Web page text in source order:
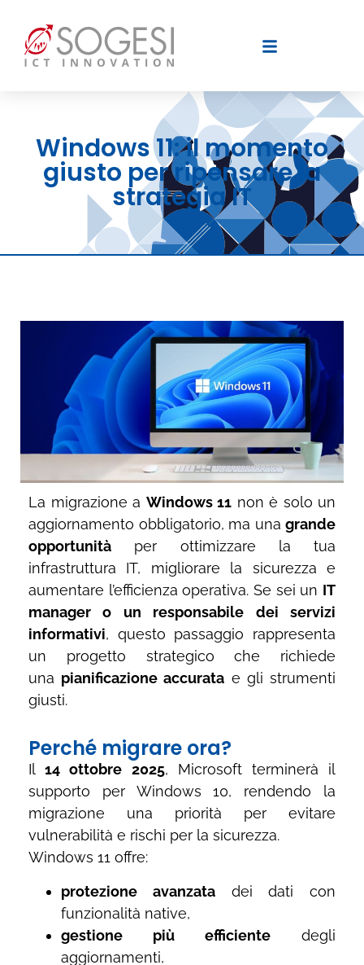
Windows 11: il momento
giusto per ripensare la
strategia IT
La migrazione a Windows 11 non è solo un
aggiornamento obbligatorio, ma una grande
opportunità per ottimizzare la tua
infrastruttura IT, migliorare la sicurezza e
aumentare l’efficienza operativa. Se sei un IT
manager o un responsabile dei servizi
informativi, questo passaggio rappresenta
un progetto strategico che richiede
una pianificazione accurata e gli strumenti
giusti.
Perché migrare ora?
Il14 ottobre 2025, Microsoft terminerà il
supporto per Windows 10, rendendo la
migrazione una priorità per evitare
vulnerabilità e rischi per la sicurezza.
Windows 11 offre:
protezione avanzatadei dati con
funzionalità native,
gestione più efficiente degli
aggiornamenti,